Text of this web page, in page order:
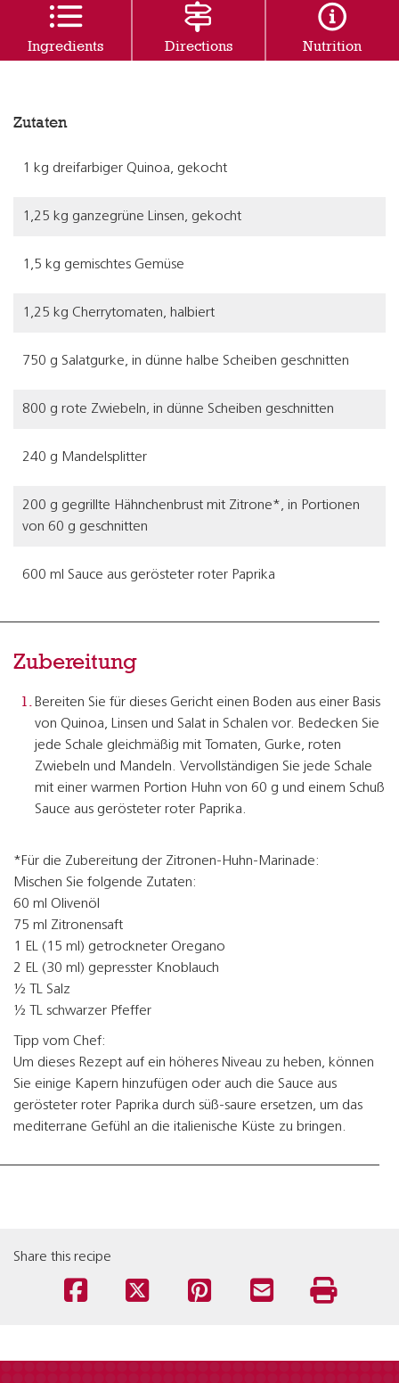
Ingredients Directions Nutrition
Zutaten
1 kg dreifarbiger Quinoa, gekocht
1,25 kg ganzegrüne Linsen, gekocht
1,5 kg gemischtes Gemüse
1,25 kg Cherrytomaten, halbiert
750 g Salatgurke, in dünne halbe Scheiben geschnitten
800 g rote Zwiebeln, in dünne Scheiben geschnitten
240 g Mandelsplitter
200 g gegrillte Hähnchenbrust mit Zitrone*, in Portionen
von 60 g geschnitten
600 ml Sauce aus gerösteter roter Paprika
Zubereitung
Bereiten Sie für dieses Gericht einen Boden aus einer Basis
von Quinoa, Linsen und Salat in Schalen vor. Bedecken Sie
jede Schale gleichmäßig mit Tomaten, Gurke, roten
Zwiebeln und Mandeln. Vervollständigen Sie jede Schale
mit einer warmen Portion Huhn von 60 g und einem Schuß
Sauce aus gerösteter roter Paprika.
*Für die Zubereitung der Zitronen-Huhn-Marinade:
Mischen Sie folgende Zutaten:
60 ml Olivenöl
75 ml Zitronensaft
1 EL (15 ml) getrockneter Oregano
2 EL (30 ml) gepresster Knoblauch
½ TL Salz
½ TL schwarzer Pfeffer
Tipp vom Chef:
Um dieses Rezept auf ein höheres Niveau zu heben, können
Sie einige Kapern hinzufügen oder auch die Sauce aus
gerösteter roter Paprika durch süß-saure ersetzen, um das
mediterrane Gefühl an die italienische Küste zu bringen.
Share this recipe